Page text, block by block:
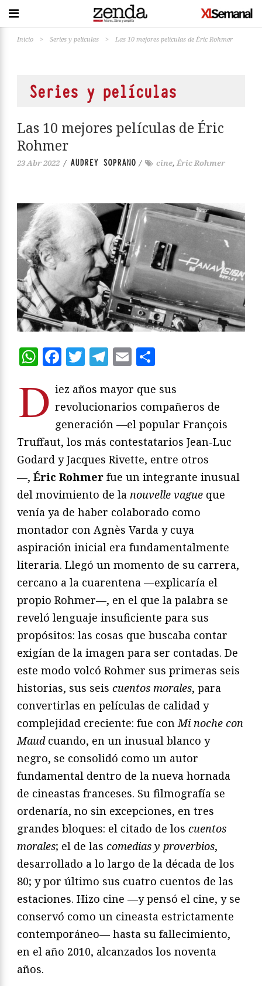
Inicio > Series y películas > Las 10 mejores películas de Éric Rohmer
Series y películas
Las 10 mejores películas de Éric
Rohmer
23 Abr 2022 / AUDREY SOPRANO / cine, Éric Rohmer
WhatsApp
Facebook
Twitter
Telegram
Email
D iez años mayor que sus
revolucionarios compañeros de
generación —el popular François
Truffaut, los más contestatarios Jean-Luc
Godard y Jacques Rivette, entre otros
—, Éric Rohmer fue un integrante inusual
del movimiento de la nouvelle vague que
venía ya de haber colaborado como
montador con Agnès Varda y cuya
aspiración inicial era fundamentalmente
literaria. Llegó un momento de su carrera,
cercano a la cuarentena —explicaría el
propio Rohmer—, en el que la palabra se
reveló lenguaje insuficiente para sus
propósitos: las cosas que buscaba contar
exigían de la imagen para ser contadas. De
este modo volcó Rohmer sus primeras seis
historias, sus seis cuentos morales, para
convertirlas en películas de calidad y
complejidad creciente: fue con Mi noche con
Maud cuando, en un inusual blanco y
negro, se consolidó como un autor
fundamental dentro de la nueva hornada
de cineastas franceses. Su filmografía se
ordenaría, no sin excepciones, en tres
grandes bloques: el citado de los cuentos
morales; el de las comedias y proverbios,
desarrollado a lo largo de la década de los
80; y por último sus cuatro cuentos de las
estaciones. Hizo cine —y pensó el cine, y se
conservó como un cineasta estrictamente
contemporáneo— hasta su fallecimiento,
en el año 2010, alcanzados los noventa
años.